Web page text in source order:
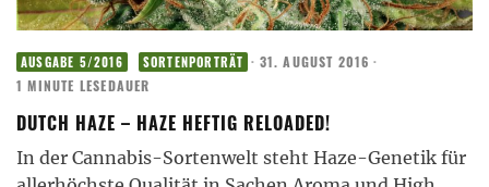
AUSGABE 5/2016 SORTENPORTRÄT · 31. AUGUST 2016 ·
1 MINUTE LESEDAUER
DUTCH HAZE – HAZE HEFTIG RELOADED!
In der Cannabis-Sortenwelt steht Haze-Genetik für